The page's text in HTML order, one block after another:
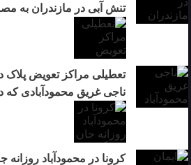
تنش آبی در مازندران به
تعطیلی مراکز تعویض پلاک
ناجی غریق محمودآبادی که
کرونا در محمودآباد